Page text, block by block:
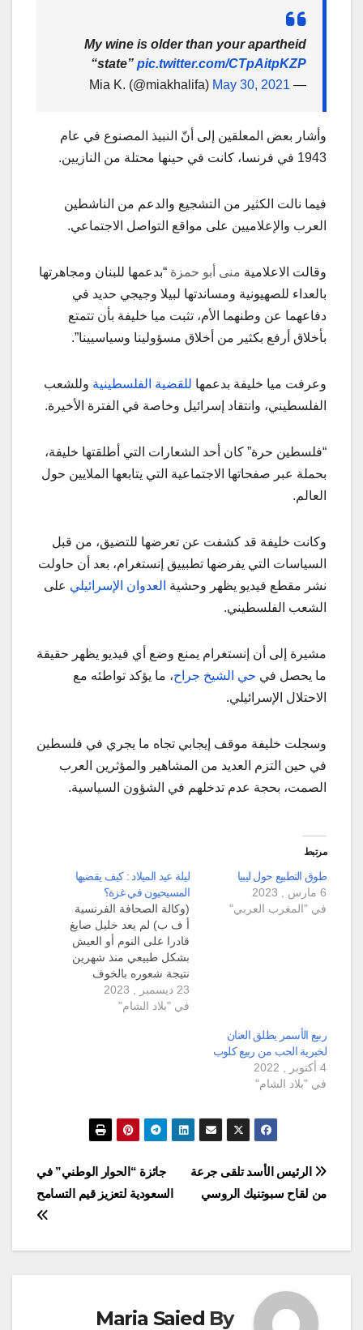
My wine is older than your apartheid
“state” pic.twitter.com/CTpAitpKZP
— Mia K. (@miakhalifa)
May 30, 2021
وأشار بعض المعلقين إلى أنّ النبيذ المصنوع في عام
1943 في فرنسا، كانت في حينها محتلة من النازيين.
فيما نالت الكثير من التشجيع والدعم من الناشطين
العرب والإعلاميين على مواقع التواصل الاجتماعي.
وقالت الاعلامية منى أبو حمزة “بدعمها للبنان ومجاهرتها
بالعداء للصهيونية ومساندتها لبيلا وجيجي حديد في
دفاعهما عن وطنهما الأم، تثبت ميا خليفة بأن تتمتع
بأخلاق أرفع بكثير من أخلاق مسؤولينا وسياسيينا”.
وعرفت ميا خليفة بدعمها للقضية الفلسطينية وللشعب
الفلسطيني، وانتقاد إسرائيل وخاصة في الفترة الأخيرة.
“فلسطين حرة” كان أحد الشعارات التي أطلقتها خليفة،
بحملة عبر صفحاتها الاجتماعية التي يتابعها الملايين حول
العالم.
وكانت خليفة قد كشفت عن تعرضها للتضيق، من قبل
السياسات التي يفرضها تطبييق إنستغرام، بعد أن حاولت
نشر مقطع فيديو يظهر وحشية العدوان الإسرائيلي على
الشعب الفلسطيني.
مشيرة إلى أن إنستغرام يمنع وضع أي فيديو يظهر حقيقة
ما يحصل في حي الشيخ جراح، ما يؤكد تواطئه مع
الاحتلال الإسرائيلي.
وسجلت خليفة موقف إيجابي تجاه ما يجري في فلسطين
في حين التزم العديد من المشاهير والمؤثرين العرب
الصمت، بحجة عدم تدخلهم في الشؤون السياسية.
مرتبط
طوق التطبيع حول ليبيا
6 مارس , 2023
في "المغرب العربي"
ليلة عيد الميلاد : كيف يقضيها
المسيحيون في غزة؟
(وكالة الصحافة الفرنسية
أ ف ب) لم يعد خليل صايغ
قادرا على النوم أو العيش
بشكل طبيعي منذ شهرين
نتيجة شعوره بالخوف
والقلق على عائلته في
غزة. قبل أيام من ليلة عيد
23 ديسمبر , 2023
في "بلاد الشام"
ربيع الأسمر يطلق العنان
لخبرية الحب من ربيع كلوب
4 أكتوبر , 2022
في "بلاد الشام"
تصفّح
المقالات
جائزة “الحوار الوطني” في
السعودية لتعزيز قيم التسامح
الرئيس الأسد تلقى جرعة
من لقاح سبوتنيك الروسي
By
Maria Saied